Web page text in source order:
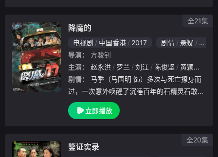
降魔的
电视剧 中国香港 2017 剧情 悬疑
惊悚
导演：
方骏钊
主演：
赵永洪 罗兰 刘江 陈俊坚 黄颖君
剧情：
过，一次意外唤醒了沉睡百年的石精灵石敢当
，从此打开了天眼，看到凡人看不见的「东西
」。一次在石敢当（胡鸿钧 饰）决战邪魔之
立即播放
全21集
鉴证实录
全20集